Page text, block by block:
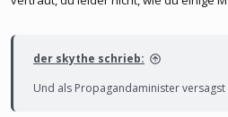
der skythe schrieb:
Und als Propagandaminister